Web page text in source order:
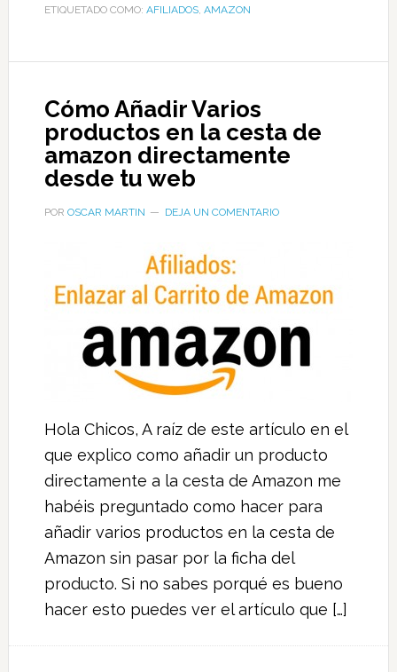
ETIQUETADO COMO: AFILIADOS, AMAZON
Cómo Añadir Varios
productos en la cesta de
amazon directamente
desde tu web
POR OSCAR MARTIN DEJA UN COMENTARIO
Hola Chicos, A raíz de este artículo en el
que explico como añadir un producto
directamente a la cesta de Amazon me
habéis preguntado como hacer para
añadir varios productos en la cesta de
Amazon sin pasar por la ficha del
producto. Si no sabes porqué es bueno
hacer esto puedes ver el artículo que […]